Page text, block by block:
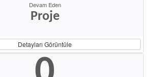
Devam Eden
Proje
Detayları Görüntüle